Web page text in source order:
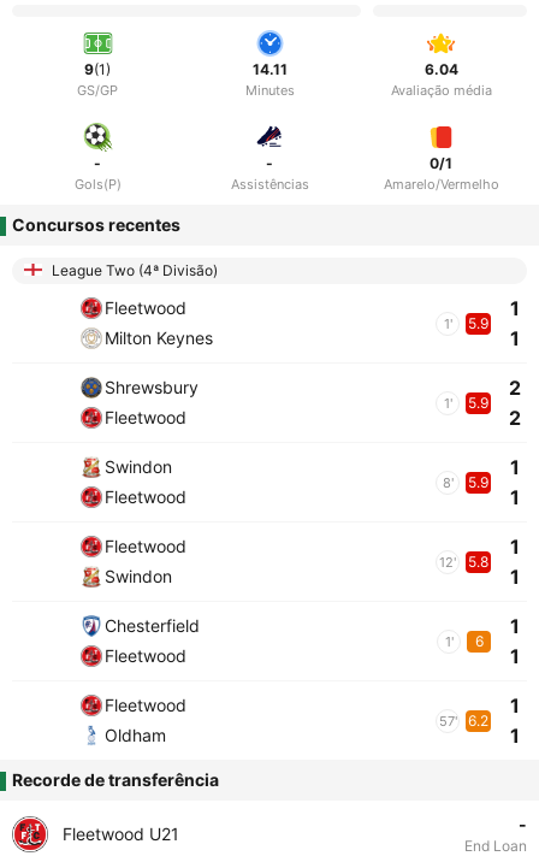
9(1)
GS/GP
14.11
Minutes
6.04
Avaliação média
-
Gols(P)
-
Assistências
0/1
Amarelo/Vermelho
Concursos recentes
League Two (4ª Divisão)
Fleetwood
Milton Keynes
1' 5.9
1
1
Shrewsbury
Fleetwood
1' 5.9
2
2
Swindon
Fleetwood
8' 5.9
1
1
Fleetwood
Swindon
12' 5.8
1
1
Chesterfield
Fleetwood
1' 6
1
1
Fleetwood
Oldham
57' 6.2
1
1
Recorde de transferência
Fleetwood U21 -
End Loan